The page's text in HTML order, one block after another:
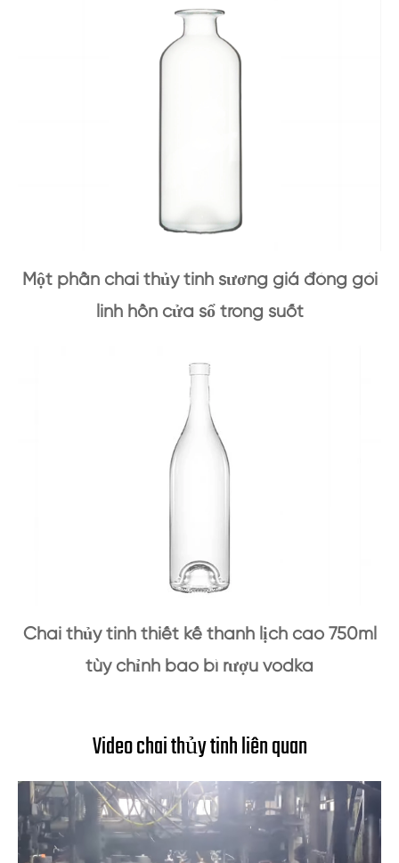
Một phần chai thủy tinh sương giá đóng gói
linh hồn cửa sổ trong suốt
Chai thủy tinh thiết kế thanh lịch cao 750ml
tùy chỉnh bao bì rượu vodka
Video chai thủy tinh liên quan